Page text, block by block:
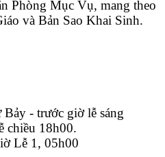
Phòng Mục Vụ, mang theo
và Bản Sao Khai Sinh.
- trước giờ lễ sáng
chiều 18h00.
Lễ 1, 05h00